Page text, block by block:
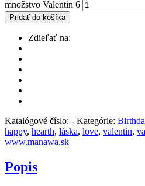
množstvo Valentin 6
Pridať do košíka
Zdieľať na:
Katalógové číslo: - Kategórie:
happy, hearth, láska, love, valentin,
www.manawa.sk
Popis